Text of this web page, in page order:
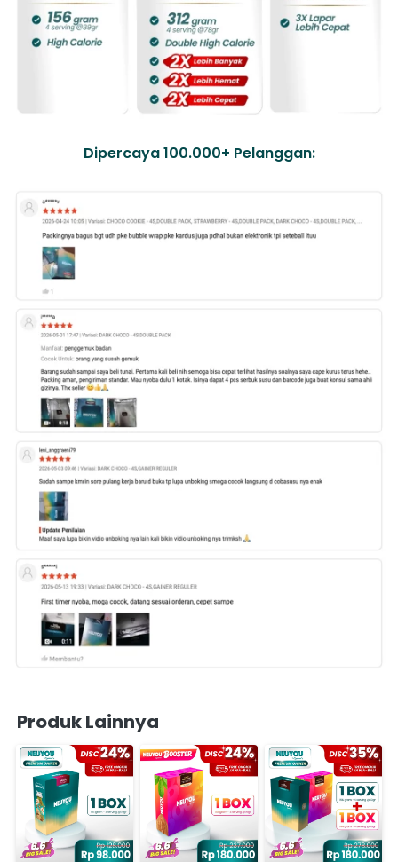
Dipercaya 100.000+ Pelanggan:
Produk Lainnya